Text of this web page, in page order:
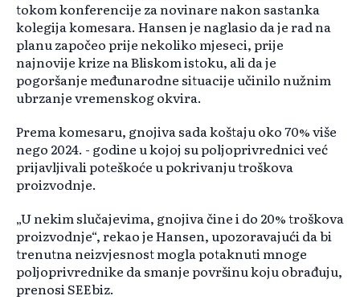
tokom konferencije za novinare nakon sastanka
kolegija komesara. Hansen je naglasio da je rad na
planu započeo prije nekoliko mjeseci, prije
najnovije krize na Bliskom istoku, ali da je
pogoršanje međunarodne situacije učinilo nužnim
ubrzanje vremenskog okvira.
Prema komesaru, gnojiva sada koštaju oko 70% više
nego 2024. - godine u kojoj su poljoprivrednici već
prijavljivali poteškoće u pokrivanju troškova
proizvodnje.
„U nekim slučajevima, gnojiva čine i do 20% troškova
proizvodnje“, rekao je Hansen, upozoravajući da bi
trenutna neizvjesnost mogla potaknuti mnoge
poljoprivrednike da smanje površinu koju obrađuju,
prenosi SEEbiz.